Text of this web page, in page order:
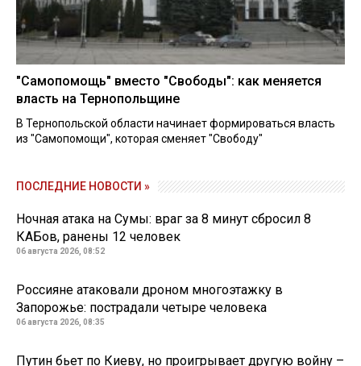
"Самопомощь" вместо "Свободы": как меняется
власть на Тернопольщине
В Тернопольской области начинает формироваться власть
из "Самопомощи", которая сменяет "Свободу"
ПОСЛЕДНИЕ НОВОСТИ »
Ночная атака на Сумы: враг за 8 минут сбросил 8
КАБов, ранены 12 человек
06 августа 2026, 08:52
Россияне атаковали дроном многоэтажку в
Запорожье: пострадали четыре человека
06 августа 2026, 08:35
Путин бьет по Киеву, но проигрывает другую войну –